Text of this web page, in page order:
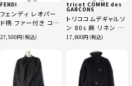
FENDI
フェンディ レオパー
ド柄 ファー付き コー
44
27,500
tricot COMME des
GARCONS
トリココムデギャルソ
ン 80s 麻 リネン 変
形 スリット シェルボ
ーダ 燕尾 ジャケット
ショート パンツセット
アップ TJ-020210
TP-02014M ネイビ
17,600